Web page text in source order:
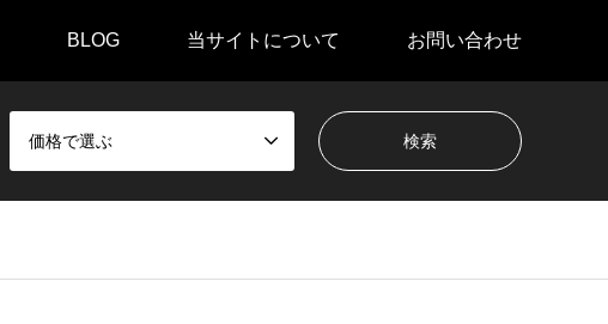
BLOG 当サイトについて お問い合わせ
価格で選ぶ